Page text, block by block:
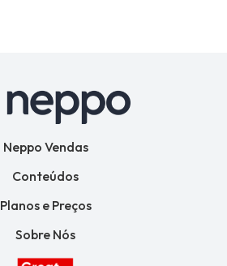
Neppo Vendas
Conteúdos
Planos e Preços
Sobre Nós